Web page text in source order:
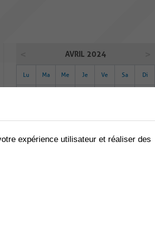
AVRIL 2024
Lu Ma Me Je Ve Sa Di
15 16 17 18 19 20 21
expérience utilisateur et réaliser des